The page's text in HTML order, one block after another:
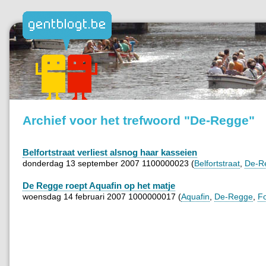
Archief voor het trefwoord "De-Regge"
Belfortstraat verliest alsnog haar kasseien
donderdag 13 september 2007 1100000023 (Belfortstraat De-
De Regge roept Aquafin op het matje
woensdag 14 februari 2007 1000000017 (Aquafin De-Regge